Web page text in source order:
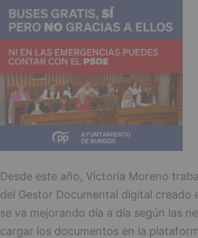
Desde este año, Victoria Moreno
del Gestor Documental digital
se va mejorando día a día según las
cargar los documentos en la